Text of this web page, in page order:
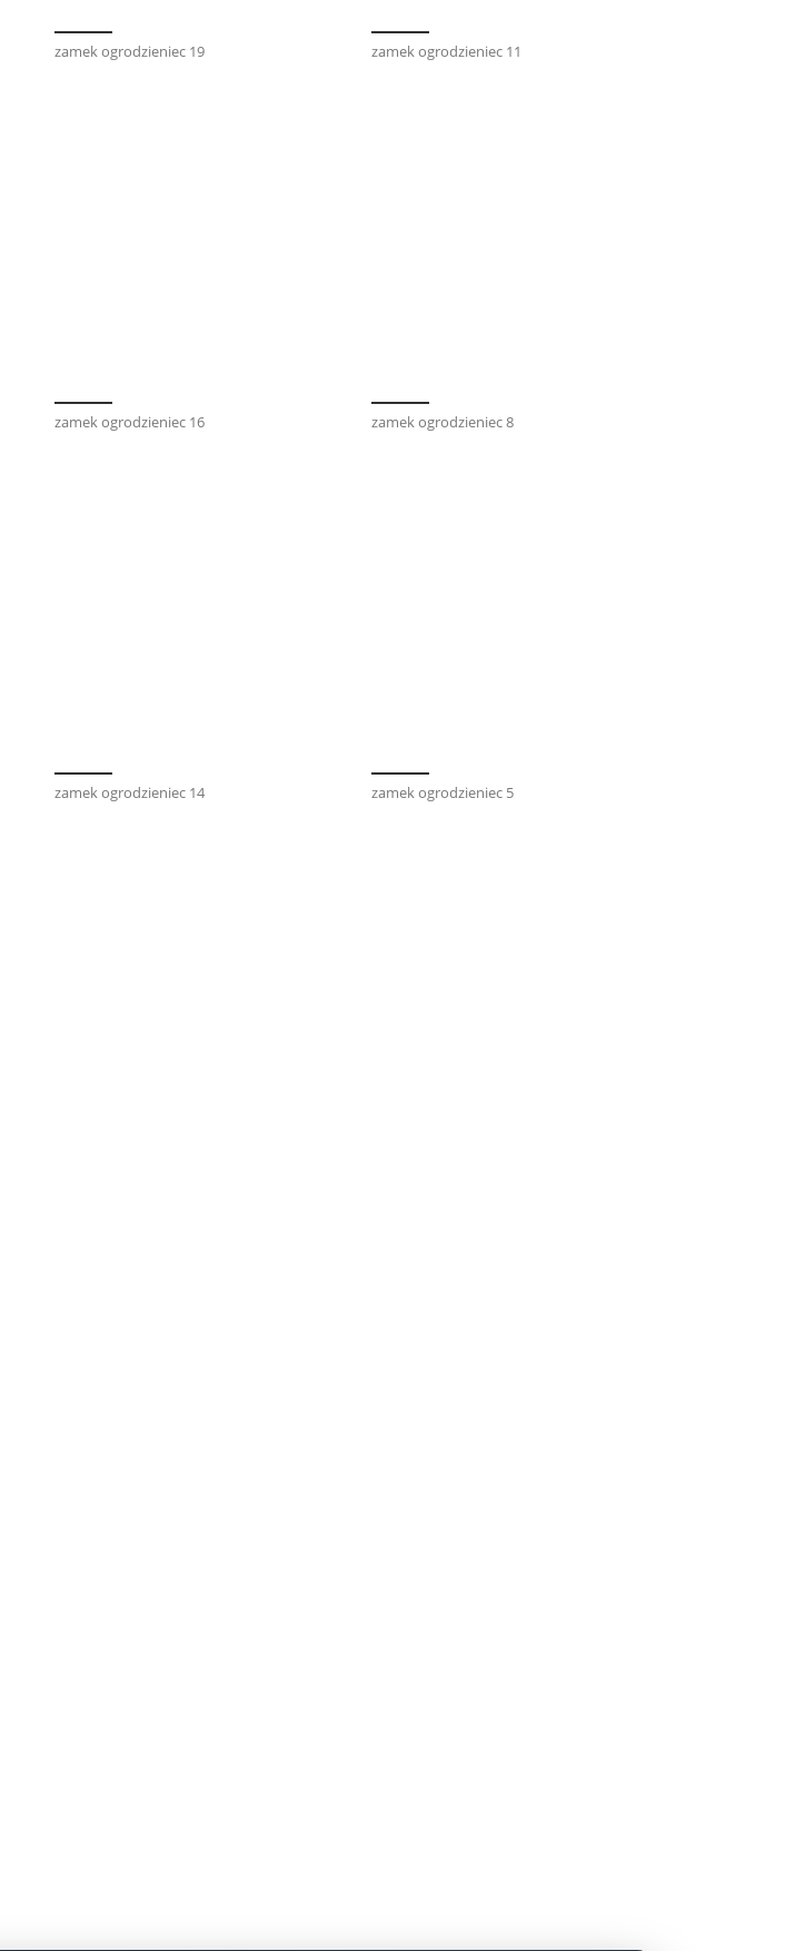
zamek ogrodzieniec 19 zamek ogrodzieniec 11
zamek ogrodzieniec 16 zamek ogrodzieniec 8
zamek ogrodzieniec 14 zamek ogrodzieniec 5